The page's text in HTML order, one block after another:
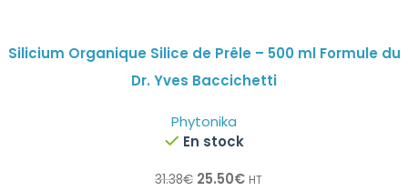
Silicium Organique Silice de Prêle – 500 ml Formule du
Dr. Yves Baccichetti
Phytonika
En stock
31.38€ 25.50€ HT